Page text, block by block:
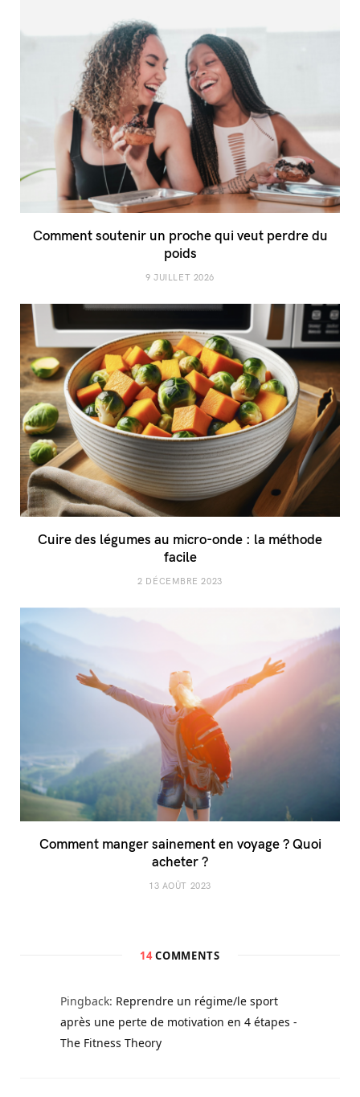
Comment soutenir un proche qui veut perdre du
poids
9 JUILLET 2026
Cuire des légumes au micro-onde : la méthode
facile
2 DÉCEMBRE 2023
Comment manger sainement en voyage ? Quoi
acheter ?
13 AOÛT 2023
14COMMENTS
Pingback: Reprendre un régime/le sport
après une perte de motivation en 4 étapes -
The Fitness Theory